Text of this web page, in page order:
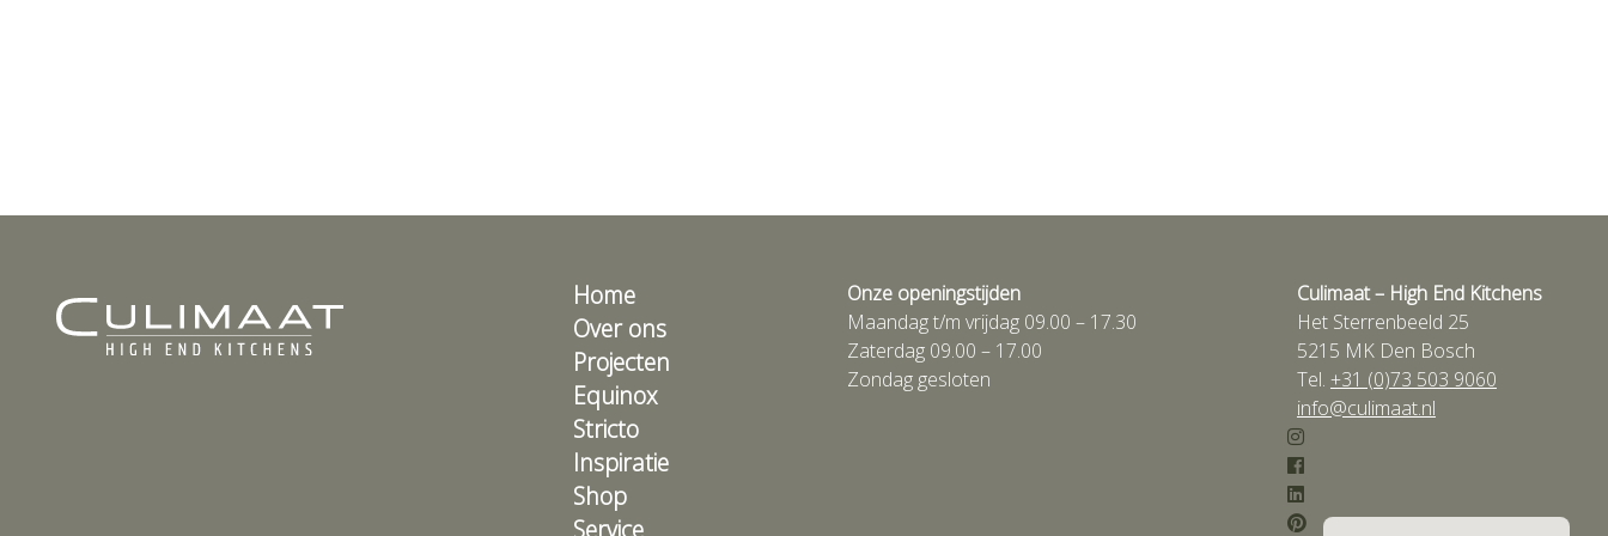
Home
Over ons
Projecten
Equinox
Stricto
Inspiratie
Shop
Onze openingstijden
Maandag t/m vrijdag 09.00 – 17.30
Zaterdag 09.00 – 17.00
Zondag gesloten
Culimaat – High End Kitchens
Het Sterrenbeeld 25
5215 MK Den Bosch
Tel. +31 (0)73 503 9060
info@culimaat.nl